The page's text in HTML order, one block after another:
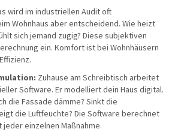
wird im industriellen Audit oft
Wohnhaus aber entscheidend. Wie heizt
sich jemand zugig? Diese subjektiven
ein. Komfort ist bei Wohnhäusern
Zuhause am Schreibtisch arbeitet
Software. Er modelliert dein Haus digital.
die Fassade dämme? Sinkt die
die Luftfeuchte? Die Software berechnet
einzelnen Maßnahme.